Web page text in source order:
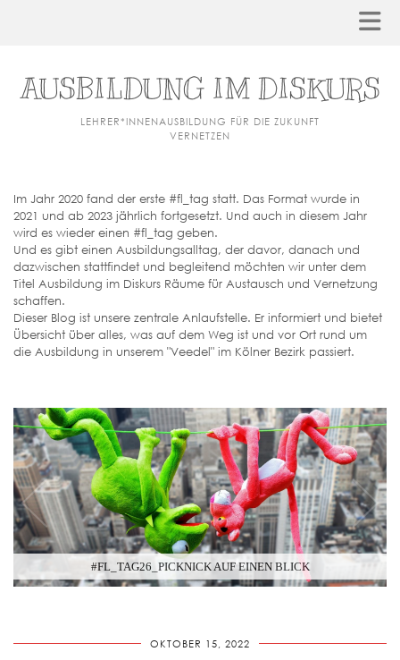
AUSBILDUNG IM DISKURS
LEHRER*INNENAUSBILDUNG FÜR DIE ZUKUNFT
VERNETZEN
Im Jahr 2020 fand der erste #fl_tag statt. Das Format wurde in
2021 und ab 2023 jährlich fortgesetzt. Und auch in diesem Jahr
wird es wieder einen #fl_tag geben.
Und es gibt einen Ausbildungsalltag, der davor, danach und
dazwischen stattfindet und begleitend möchten wir unter dem
Titel Ausbildung im Diskurs Räume für Austausch und Vernetzung
schaffen.
Dieser Blog ist unsere zentrale Anlaufstelle. Er informiert und bietet
Übersicht über alles, was auf dem Weg ist und vor Ort rund um
die Ausbildung in unserem "Veedel" im Kölner Bezirk passiert.
#FL_TAG26_PICKNICK AUF EINEN BLICK
OKTOBER 15, 2022